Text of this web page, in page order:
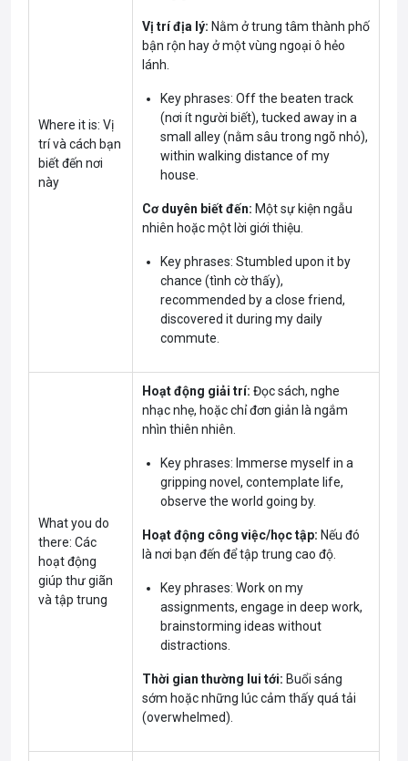
Where it is: Vị
trí và cách bạn
biết đến nơi
này
Vị trí địa lý: Nằm ở trung tâm thành phố
bận rộn hay ở một vùng ngoại ô hẻo
lánh.
Key phrases: Off the beaten track
(nơi ít người biết), tucked away in a
small alley (nằm sâu trong ngõ nhỏ),
within walking distance of my
house.
Cơ duyên biết đến: Một sự kiện ngẫu
nhiên hoặc một lời giới thiệu.
Key phrases: Stumbled upon it by
chance (tình cờ thấy),
recommended by a close friend,
discovered it during my daily
commute.
What you do
there: Các
hoạt động
giúp thư giãn
và tập trung
Hoạt động giải trí: Đọc sách, nghe
nhạc nhẹ, hoặc chỉ đơn giản là ngắm
nhìn thiên nhiên.
Key phrases: Immerse myself in a
gripping novel, contemplate life,
observe the world going by.
Hoạt động công việc/học tập: Nếu đó
là nơi bạn đến để tập trung cao độ.
Key phrases: Work on my
assignments, engage in deep work,
brainstorming ideas without
distractions.
Thời gian thường lui tới: Buổi sáng
sớm hoặc những lúc cảm thấy quá tải
(overwhelmed).